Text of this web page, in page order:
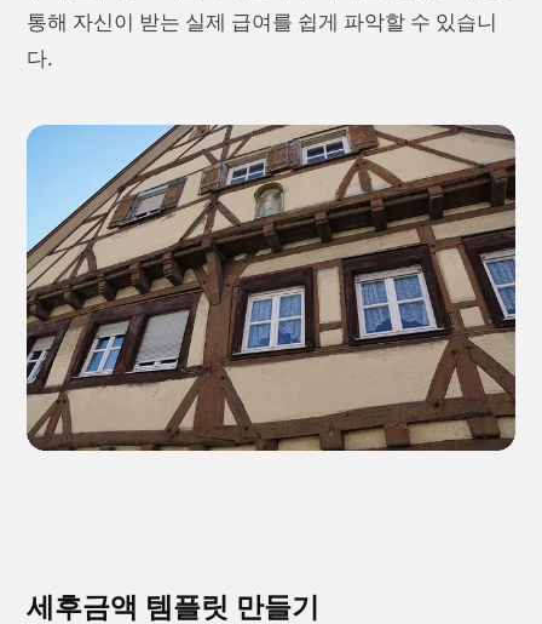
통해 자신이 받는 실제 급여를 쉽게 파악할 수 있습니
다.
세후금액 템플릿 만들기